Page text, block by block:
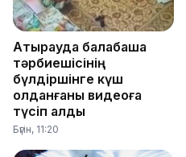
Атырауда балабақша
тәрбиешісінің
бүлдіршінге күш
қолданғаны видеоға
түсіп қалды
Бүгін, 11:20